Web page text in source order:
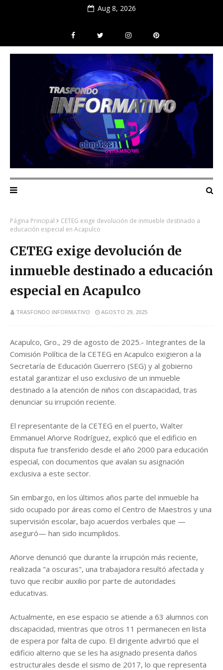
Aug 8, 2026
Página Principal
CETEG exige devolución de inmueble destinado a
educación especial en Acapulco
CETEG exige devolución de
inmueble destinado a educación
especial en Acapulco
TRASFONDO INFORMATIVO AGOSTO 29, 2025
Acapulco, Gro., 29 de agosto de 2025.- Integrantes de la
Comisión Política de la CETEG en Acapulco exigieron a la
Secretaría de Educación Guerrero (SEG) y al gobierno
estatal garantizar el uso exclusivo de un inmueble
destinado a la atención de niños con discapacidad, tras
denunciar su irrupción reciente.
El representante de la CETEG en el puerto, Walter
Emmanuel Añorve Rodríguez, explicó que el edificio en
disputa fue transferido desde el año 2000 para educación
especial, con documentos que avalan su asignación
exclusiva a este sector.
Sin embargo, en los últimos años parte del inmueble ha
sido ocupado por áreas como el Centro de Maestros y una
supervisión escolar, bajo acuerdos verbales que —
aseguró— han sido incumplidos.
Añorve denunció que durante la irrupción más reciente,
realizada "a oscuras", una trabajadora resultó afectada y
tuvo que recibir auxilio por parte de autoridades
educativas.
Actualmente, en ese espacio se atiende a 63 alumnos con
discapacidad, mientras que otros 11 permanecen en lista
de espera por falta de cupo. El dirigente advirtió que el
edificio alterno que se les ha asignado presenta daños
estructurales desde el sismo de 2017, lo que representa